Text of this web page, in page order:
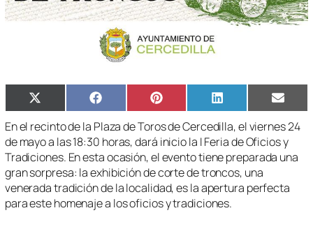
Compartir
en
X
(Twitter)
Compartir
en
Facebook Compartir
en
Pinterest Compartir
en
LinkedIn
en
Email
En el recinto de la Plaza de Toros de Cercedilla, el viernes 24
de mayo a las 18:30 horas, dará inicio la I Feria de Oficios y
Tradiciones. En esta ocasión, el evento tiene preparada una
gran sorpresa: la exhibición de corte de troncos, una
venerada tradición de la localidad, es la apertura perfecta
para este homenaje a los oficios y tradiciones.